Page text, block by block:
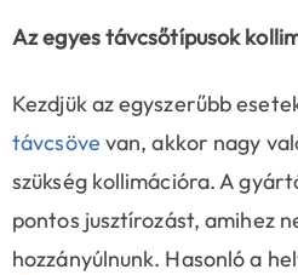
Az egyes távcsőtípusok
Kezdjük az egyszerűbb
távcsöve van, akkor nagy
szükség kollimációra. A
pontos jusztírozást, amihez
hozzányúlnunk. Hasonló a